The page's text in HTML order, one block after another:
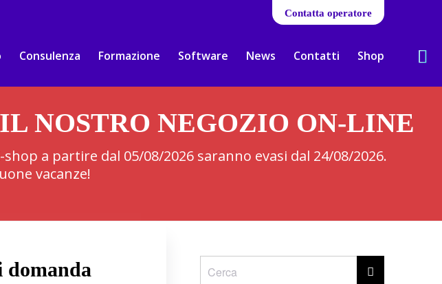
Contatta operatore
Consulenza Formazione Software News Contatti Shop
NOSTRO NEGOZIO ON-LINE
a partire dal 05/08/2026 saranno evasi dal 24/08/2026.
vacanze!
domanda